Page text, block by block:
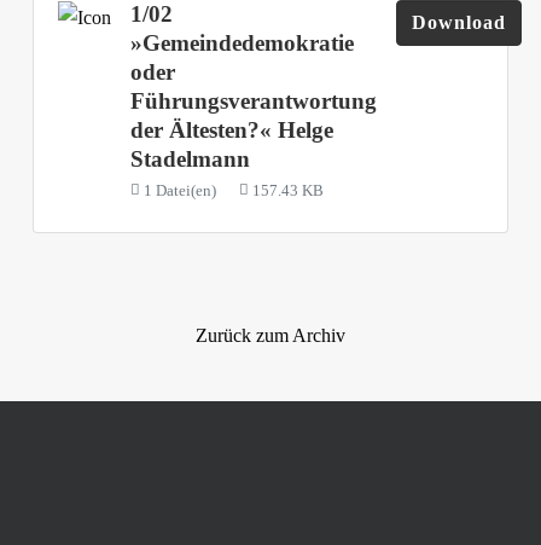
1/02
»Gemeindedemokratie
oder
Führungsverantwortung
der Ältesten?« Helge
Stadelmann
1 Datei(en) 157.43 KB
Download
Zurück zum Archiv